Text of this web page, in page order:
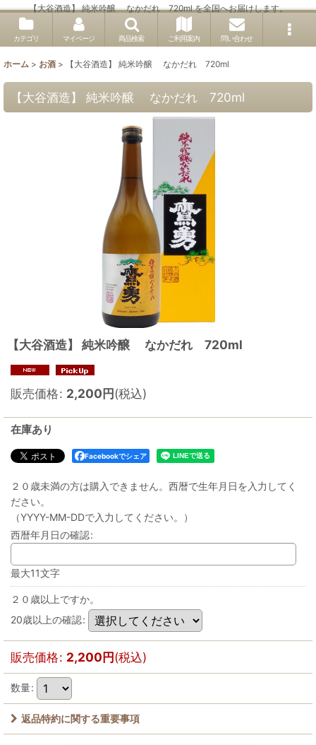
【大谷酒造】 純米吟醸 なかだれ 720ml を全国へお届けします。
カテゴリ マイページ 商品検索 ご利用案内 問い合わせ
ホーム > お酒 > 【大谷酒造】 純米吟醸 なかだれ 720ml
【大谷酒造】 純米吟醸 なかだれ 720ml
【大谷酒造】 純米吟醸 なかだれ 720ml
販売価格: 2,200円(税込)
在庫あり
Facebookでシェア
２０歳未満の方は購入できません。西暦で生年月日を入力してく
ださい。
（YYYY-MM-DDで入力してください。）
西暦年月日の確認:
最大11文字
２０歳以上ですか。
20歳以上の確認:
販売価格: 2,200円(税込)
数量:
返品特約に関する重要事項